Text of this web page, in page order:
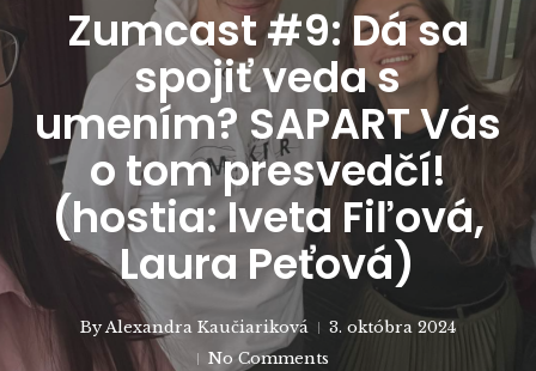
Zumcast #9: Dá sa
spojiť veda s
umením? SAPART Vás
o tom presvedčí!
(hostia: Iveta Fiľová,
Laura Peťová)
ByAlexandra Kaučiariková
3. októbra 2024
No Comments